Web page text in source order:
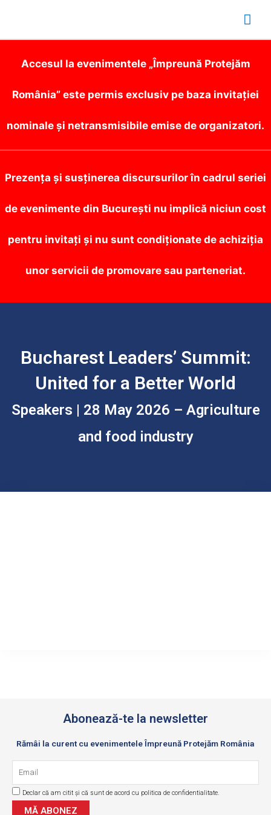
Accesul la evenimentele „Împreună Protejăm
România” este permis exclusiv pe baza invitației
nominale și netransmisibile emise de organizatori.
Prezența și susținerea discursurilor în cadrul seriei
de evenimente din București nu implică niciun cost
pentru invitați și nu sunt condiționate de achiziția
unor servicii de promovare sau parteneriat.
Bucharest Leaders’ Summit:
United for a Better World
Speakers | 28 May 2026 – Agriculture
and food industry
Abonează-te la newsletter
Rămâi la curent cu evenimentele Împreună Protejăm România
Declar că am citit și că sunt de acord cu politica de confidentialitate.
MĂ ABONEZ